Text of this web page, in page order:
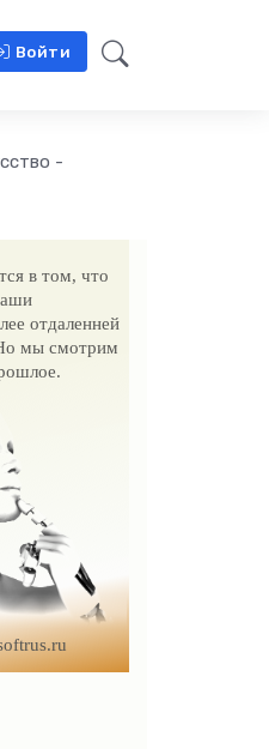
Войти
-
в том, что
отдаленней
мы смотрим